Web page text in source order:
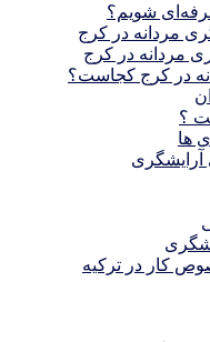
شویم؟
مردانه در کرج
در کرج کجاست؟
؟
ها
آرایشگری
کار در ترکیه